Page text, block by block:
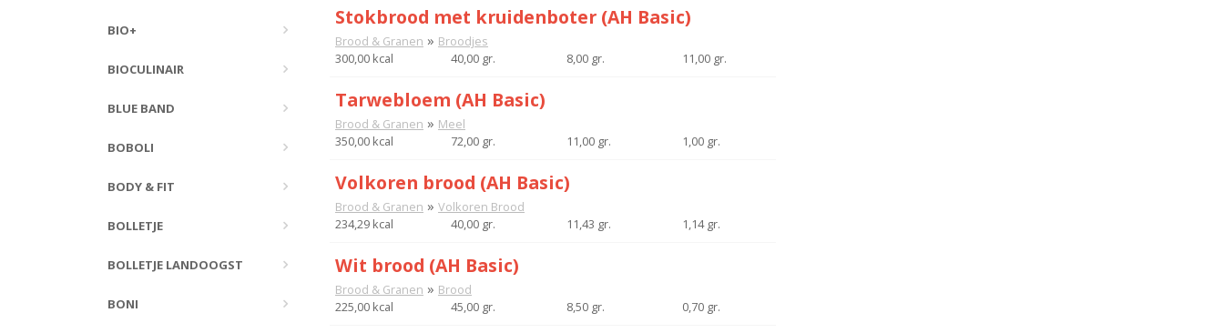
BIO+
BIOCULINAIR
BLUE BAND
BOBOLI
BODY & FIT
BOLLETJE
BOLLETJE LANDOOGST
BONI
Stokbrood met kruidenboter (AH Basic)
Brood & Granen » Broodjes
300,00 kcal
40,00 gr. 8,00 gr. 11,00 gr.
Tarwebloem (AH Basic)
Brood & Granen » Meel
350,00 kcal
72,00 gr. 11,00 gr. 1,00 gr.
Volkoren brood (AH Basic)
Brood & Granen » Volkoren Brood
234,29 kcal
40,00 gr. 11,43 gr. 1,14 gr.
Wit brood (AH Basic)
Brood & Granen » Brood
225,00 kcal
45,00 gr. 8,50 gr. 0,70 gr.